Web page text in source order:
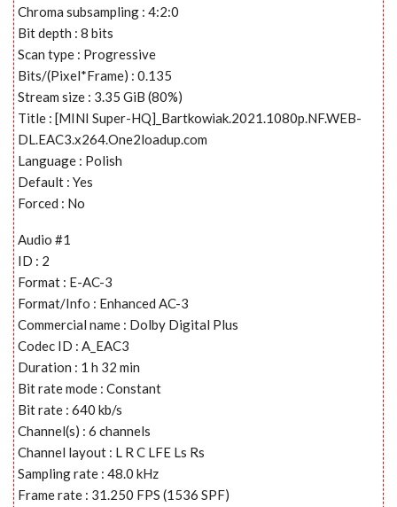
Chroma subsampling : 4:2:0
Bit depth : 8 bits
Scan type : Progressive
Bits/(Pixel*Frame) : 0.135
Stream size : 3.35 GiB (80%)
Title : [MINI Super-HQ]_Bartkowiak.2021.1080p.NF.WEB-
DL.EAC3.x264.One2loadup.com
Language : Polish
Default : Yes
Forced : No
Audio #1
ID : 2
Format : E-AC-3
Format/Info : Enhanced AC-3
Commercial name : Dolby Digital Plus
Codec ID : A_EAC3
Duration : 1 h 32 min
Bit rate mode : Constant
Bit rate : 640 kb/s
Channel(s) : 6 channels
Channel layout : L R C LFE Ls Rs
Sampling rate : 48.0 kHz
Frame rate : 31.250 FPS (1536 SPF)